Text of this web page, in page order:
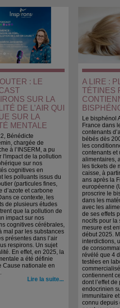
: LE
SUR LA
DE L’AIR QUI
SUR LA
MENTALE
Bénédicte
chargée de
à l’INSERM, a pu
l'impact de la pollution
sur nos
cognitives en
les polluants issus du
(particules fines,
d’azote et carbone
ce contexte, les
de plusieurs études
que la pollution de
impact sur nos
cognitives cérébrales,
mal par les substances
présentes dans l’air
respirons. Un sujet
En effet, en 2025, la
a été définie
Cause nationale en
Lire la suite...
A LIRE :
TÉTINES
Le bisphénol
France dans
contenants
bébés dès
les
contenants et
alimentaires,
les tickets de
caisse, à
ans après la
européenne
proscrire le
dans les
avec les
de ses effets
nocifs pour la
mesure est
début 2025.
interdictions,
de
révélé que 4
testées en
contiennent
dont l’effet
endocrinien
immunitaire
connu depuis